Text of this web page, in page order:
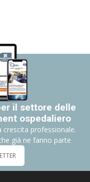
il settore delle
ospedaliero
professionale.
già ne fanno parte